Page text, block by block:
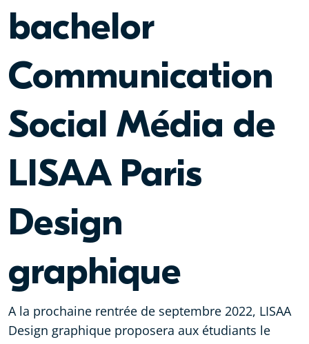
bachelor
Communication
Social Média de
LISAA Paris
Design
graphique
A la prochaine rentrée de septembre 2022, LISAA
Design graphique proposera aux étudiants le